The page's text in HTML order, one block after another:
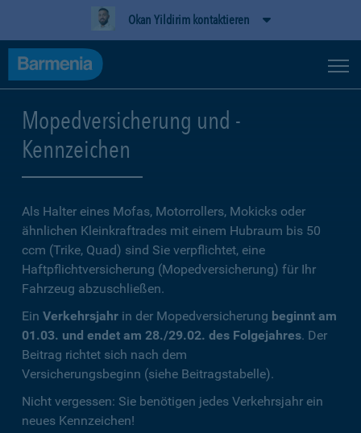
Okan Yildirim kontaktieren
Mopedversicherung und -
Kennzeichen
Als Halter eines Mofas, Motorrollers, Mokicks oder
ähnlichen Kleinkraftrades mit einem Hubraum bis 50
ccm (Trike, Quad) sind Sie verpflichtet, eine
Haftpflichtversicherung (Mopedversicherung) für Ihr
Fahrzeug abzuschließen.
Ein Verkehrsjahr in der Mopedversicherung beginnt am
01.03. und endet am 28./29.02. des Folgejahres. Der
Beitrag richtet sich nach dem
Versicherungsbeginn (siehe Beitragstabelle).
Nicht vergessen: Sie benötigen jedes Verkehrsjahr ein
neues Kennzeichen!